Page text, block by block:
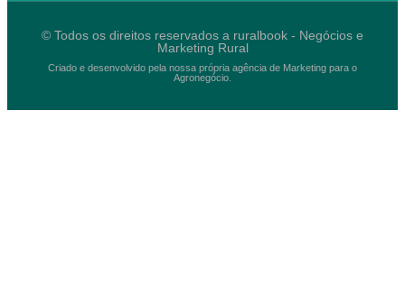
© Todos os direitos reservados a ruralbook - Negócios e
Marketing Rural
Criado e desenvolvido pela nossa própria agência de Marketing para o
Agronegócio.